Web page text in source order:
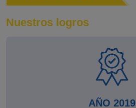
Nuestros logros
AÑO 2019